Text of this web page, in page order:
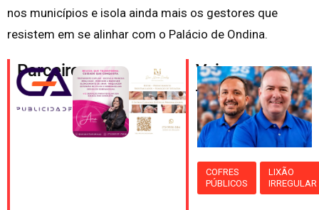
nos municípios e isola ainda mais os gestores que
resistem em se alinhar com o Palácio de Ondina.
Parceiros
Veja
também
COFRES
PÚBLICOS
LIXÃO
IRREGULAR